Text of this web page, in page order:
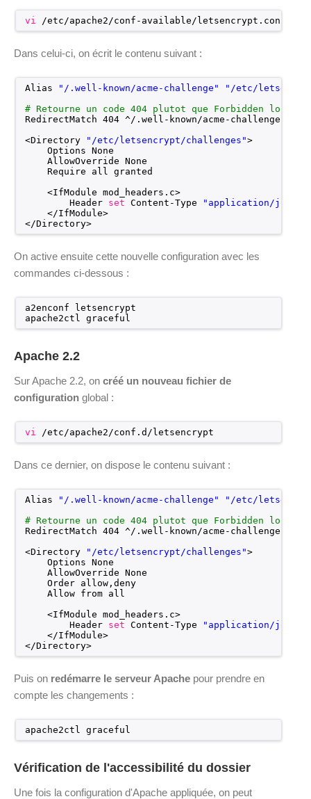
vi /etc/apache2/conf-available/letsencrypt .conf
Dans celui-ci, on écrit le contenu suivant :
Alias "/.well-known/acme-challenge"
"/etc/
# Retourne un code 404 plutot que Forbidden
RedirectMatch 404 ^/.well-known/acme-challenge
<Directory
"/etc/letsencrypt/challenges">
Options None
AllowOverride None
Require all granted
<IfModule mod_headers.c>
Header set Content-Type
"application/
</IfModule>
</Directory>
On active ensuite cette nouvelle configuration avec les
commandes ci-dessous :
a2enconf letsencrypt
apache2ctl graceful
Apache 2.2
Sur Apache 2.2, on créé un nouveau fichier de
configuration global :
vi /etc/apache2/conf .d /letsencrypt
Dans ce dernier, on dispose le contenu suivant :
Alias "/.well-known/acme-challenge"
"/etc/
# Retourne un code 404 plutot que Forbidden
RedirectMatch 404 ^/.well-known/acme-challenge
<Directory
"/etc/letsencrypt/challenges">
Options None
AllowOverride None
Order allow,deny
Allow from all
<IfModule mod_headers.c>
Header set Content-Type
"application/
</IfModule>
</Directory>
Puis on redémarre le serveur Apache pour prendre en
compte les changements :
apache2ctl graceful
Vérification de l'accessibilité du dossier
Une fois la configuration d'Apache appliquée, on peut